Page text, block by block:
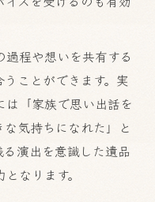
程や想いを共有する
ことができます。実
「家族で思い出話を
気持ちになれた」と
演出を意識した遺品
なります。